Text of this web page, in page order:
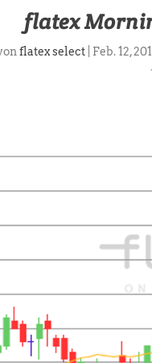
flatex
flatex select| Feb. 12,